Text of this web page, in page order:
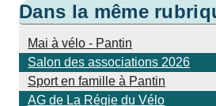
Dans la même
Mai à vélo - Pantin
Salon des associations 2026
Sport en famille à Pantin
AG de La Régie du Vélo